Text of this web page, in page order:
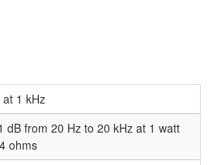
1 kHz
dB from 20 Hz to 20 kHz at 1 watt
ohms